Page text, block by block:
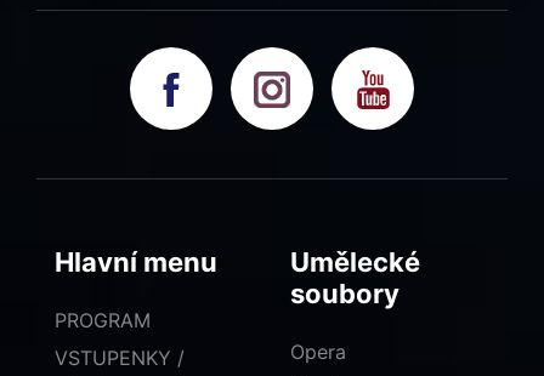
Hlavní menu
PROGRAM
VSTUPENKY /
Umělecké
soubory
Opera